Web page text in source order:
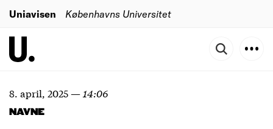
Uniavisen Københavns Universitet
8. april, 2025— 14:06
NAVNE